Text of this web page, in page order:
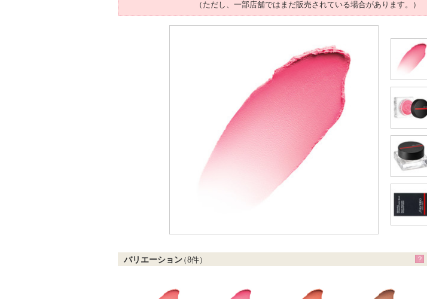
（ただし、一部店舗ではまだ販売されている場合があります。）
バリエーション（8件）